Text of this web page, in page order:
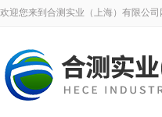
欢迎您来到合测实业（上海）有限公司